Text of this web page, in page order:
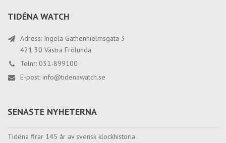
TIDÉNA WATCH
Adress: Ingela Gathenhielmsgata 3
421 30 Västra Frölunda
Telnr: 031-899100
E-post: info@tidenawatch.se
SENASTE NYHETERNA
Tidéna firar 145 år av svensk klockhistoria